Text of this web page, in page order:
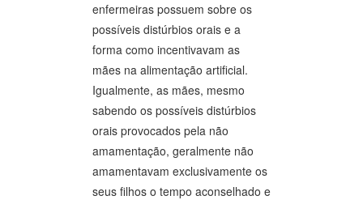
enfermeiras possuem sobre os
possíveis distúrbios orais e a
forma como incentivavam as
mães na alimentação artificial.
Igualmente, as mães, mesmo
sabendo os possíveis distúrbios
orais provocados pela não
amamentação, geralmente não
amamentavam exclusivamente os
seus filhos o tempo aconselhado e